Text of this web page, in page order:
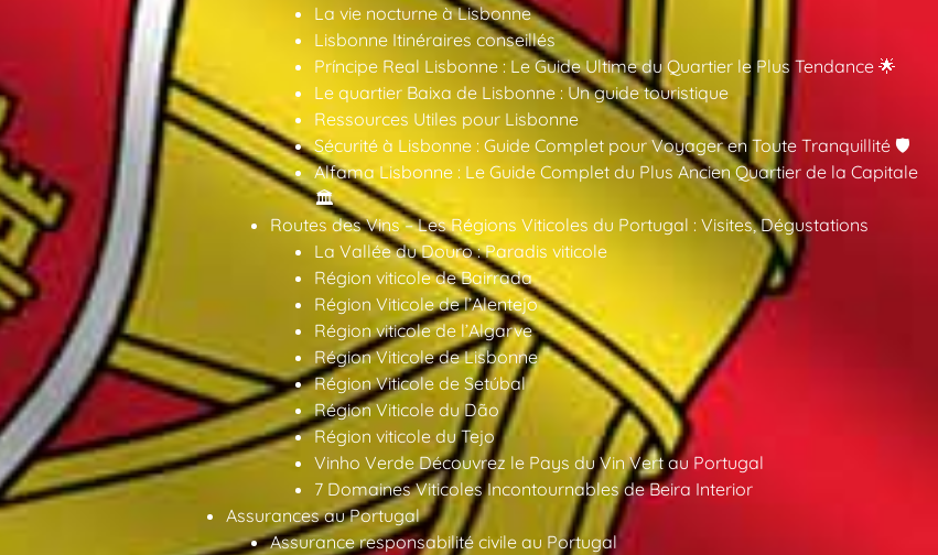
La vie nocturne à Lisbonne
Lisbonne Itinéraires conseillés
Príncipe Real Lisbonne : Le Guide Ultime du Quartier le Plus Tendance 🌟
Le quartier Baixa de Lisbonne : Un guide touristique
Ressources Utiles pour Lisbonne
Sécurité à Lisbonne : Guide Complet pour Voyager en Toute Tranquillité 🛡️
Alfama Lisbonne : Le Guide Complet du Plus Ancien Quartier de la Capitale
🏛️
Routes des Vins – Les Régions Viticoles du Portugal : Visites, Dégustations
La Vallée du Douro : Paradis viticole
Région viticole de Bairrada
Région Viticole de l’Alentejo
Région viticole de l’Algarve
Région Viticole de Lisbonne
Région Viticole de Setúbal
Région Viticole du Dão
Région viticole du Tejo
Vinho Verde Découvrez le Pays du Vin Vert au Portugal
7 Domaines Viticoles Incontournables de Beira Interior
Assurances au Portugal
Assurance responsabilité civile au Portugal